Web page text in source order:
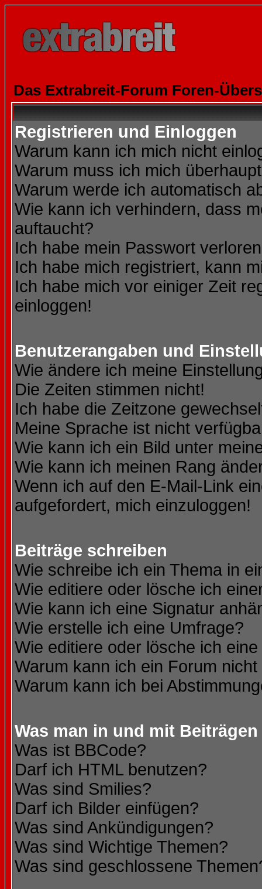
Das Extrabreit-Forum Foren-
Registrieren und Einloggen
Warum kann ich mich nicht
Warum muss ich mich
Warum werde ich automatisch
Wie kann ich verhindern, dass
auftaucht?
Ich habe mein Passwort
Ich habe mich registriert, kann
Ich habe mich vor einiger Zeit
einloggen!
Benutzerangaben und
Wie ändere ich meine
Die Zeiten stimmen nicht!
Ich habe die Zeitzone
Meine Sprache ist nicht
Wie kann ich ein Bild unter
Wie kann ich meinen Rang
Wenn ich auf den E-Mail-Link
aufgefordert, mich einzuloggen!
Beiträge schreiben
Wie schreibe ich ein Thema in
Wie editiere oder lösche ich
Wie kann ich eine Signatur
Wie erstelle ich eine Umfrage?
Wie editiere oder lösche ich
Warum kann ich ein Forum
Warum kann ich bei
Was man in und mit
Was ist BBCode?
Darf ich HTML benutzen?
Was sind Smilies?
Darf ich Bilder einfügen?
Was sind Ankündigungen?
Was sind Wichtige Themen?
Was sind geschlossene